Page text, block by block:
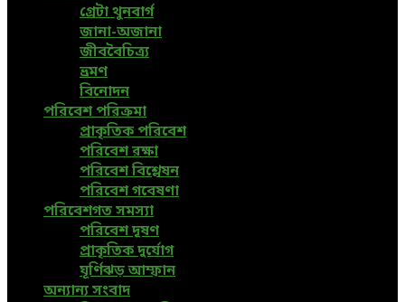
গ্রেটা থুনবার্গ
জানা-অজানা
জীববৈচিত্র্য
ভ্রমণ
বিনোদন
পরিবেশ পরিক্রমা
প্রাকৃতিক পরিবেশ
পরিবেশ রক্ষা
পরিবেশ বিশ্লেষন
পরিবেশ গবেষণা
পরিবেশগত সমস্যা
পরিবেশ দূষণ
প্রাকৃতিক দুর্যোগ
ঘূর্ণিঝড় আম্ফান
অন্যান্য সংবাদ